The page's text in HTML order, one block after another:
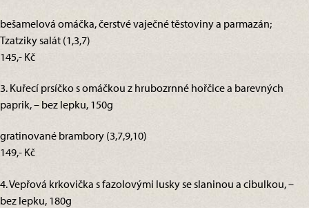
bešamelová omáčka, čerstvé vaječné těstoviny a parmazán;
Tzatziky salát (1,3,7)
145,- Kč
3. Kuřecí prsíčko s omáčkou z hrubozrnné hořčice a barevných
paprik, – bez lepku, 150g
gratinované brambory (3,7,9,10)
149,- Kč
4. Vepřová krkovička s fazolovými lusky se slaninou a cibulkou, –
bez lepku, 180g